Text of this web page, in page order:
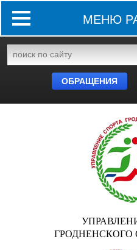
МЕНЮ
ОБРАЩЕНИЯ